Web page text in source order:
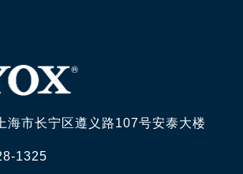
海市长宁区遵义路107号安泰大楼
1325